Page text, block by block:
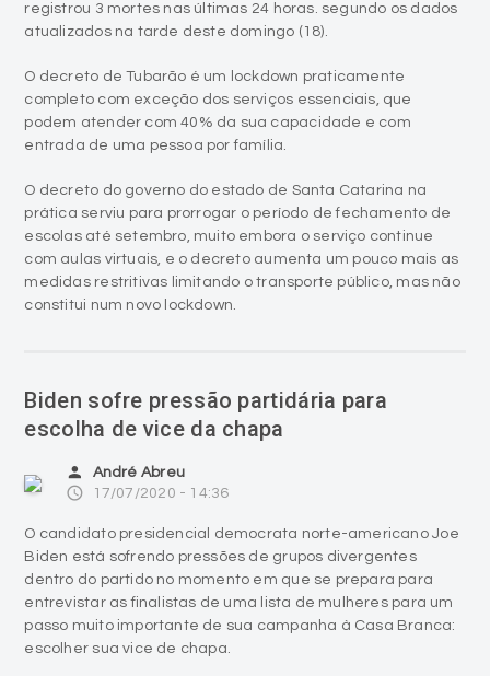
registrou 3 mortes nas últimas 24 horas. segundo os dados
atualizados na tarde deste domingo (18).
O decreto de Tubarão é um lockdown praticamente
completo com exceção dos serviços essenciais, que
podem atender com 40% da sua capacidade e com
entrada de uma pessoa por família.
O decreto do governo do estado de Santa Catarina na
prática serviu para prorrogar o período de fechamento de
escolas até setembro, muito embora o serviço continue
com aulas virtuais, e o decreto aumenta um pouco mais as
medidas restritivas limitando o transporte público, mas não
constitui num novo lockdown.
Biden sofre pressão partidária para
escolha de vice da chapa
person André Abreu
access_time 17/07/2020 - 14:36
O candidato presidencial democrata norte-americano Joe
Biden está sofrendo pressões de grupos divergentes
dentro do partido no momento em que se prepara para
entrevistar as finalistas de uma lista de mulheres para um
passo muito importante de sua campanha à Casa Branca:
escolher sua vice de chapa.